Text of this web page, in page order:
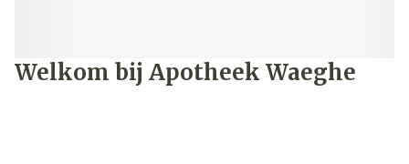
Welkom bij Apotheek Waeghe